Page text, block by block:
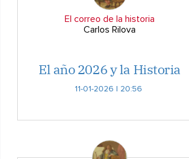
El correo de la historia
Carlos Rilova
El año 2026 y la Historia
11-01-2026 | 20:56